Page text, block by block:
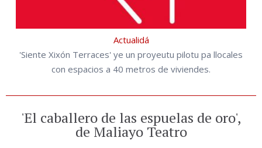
Actualidá
'Siente Xixón Terraces' ye un proyeutu pilotu pa llocales
con espacios a 40 metros de viviendes.
'El caballero de las espuelas de oro',
de Maliayo Teatro